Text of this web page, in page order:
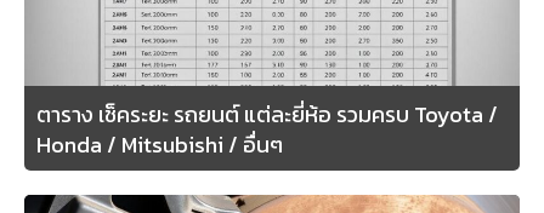
ตาราง เช็คระยะ รถยนต์ แต่ละยี่ห้อ รวมครบ Toyota /
Honda / Mitsubishi / อื่นๆ